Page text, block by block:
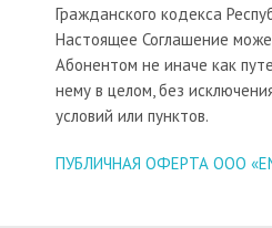
Гражданского кодекса
Настоящее Соглашение
Абонентом не иначе как
нему в целом, без
условий или пунктов.
ПУБЛИЧНАЯ ОФЕРТА ООО